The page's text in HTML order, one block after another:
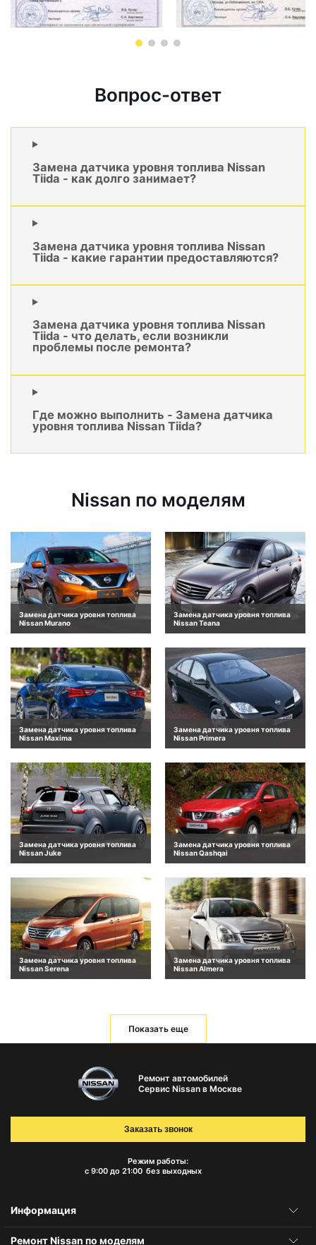
Вопрос-ответ
Замена датчика уровня топлива Nissan
Tiida - как долго занимает?
Замена датчика уровня топлива Nissan
Tiida - какие гарантии предоставляются?
Замена датчика уровня топлива Nissan
Tiida - что делать, если возникли
проблемы после ремонта?
Где можно выполнить - Замена датчика
уровня топлива Nissan Tiida?
Nissan по моделям
Замена датчика уровня топлива
Nissan Murano
Замена датчика уровня топлива
Nissan Teana
Замена датчика уровня топлива
Nissan Maxima
Замена датчика уровня топлива
Nissan Primera
Замена датчика уровня топлива
Nissan Juke
Замена датчика уровня топлива
Nissan Qashqai
Замена датчика уровня топлива
Nissan Serena
Замена датчика уровня топлива
Nissan Almera
Показать еще
Ремонт автомобилей
Сервис Nissan в Москве
Режим работы:
с 9:00 до 21:00 без выходных
Заказать звонок
Информация
Ремонт Nissan по моделям